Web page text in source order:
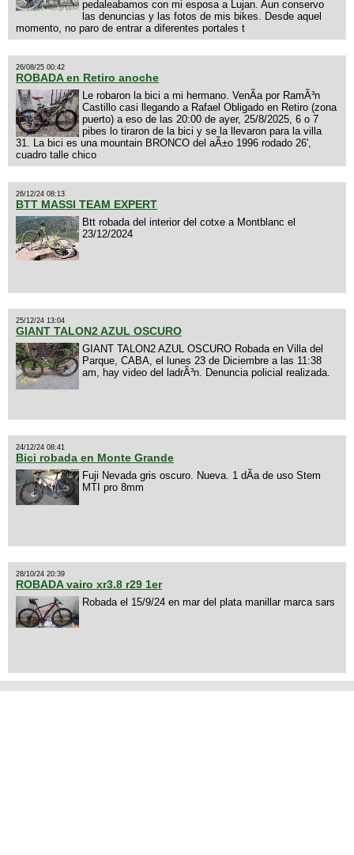
pedaleabamos con mi esposa a Lujan. Aun conservo
las denuncias y las fotos de mis bikes. Desde aquel
momento, no paro de entrar a diferentes portales t
26/08/25 00:42
ROBADA en Retiro anoche
Le robaron la bici a mi hermano. VenÃ­a por RamÃ³n
Castillo casi llegando a Rafael Obligado en Retiro (zona
puerto) a eso de las 20:00 de ayer, 25/8/2025, 6 o 7
pibes lo tiraron de la bici y se la llevaron para la villa
31. La bici es una mountain BRONCO del aÃ±o 1996 rodado 26',
cuadro talle chico
26/12/24 08:13
BTT MASSI TEAM EXPERT
Btt robada del interior del cotxe a Montblanc el
23/12/2024
25/12/24 13:04
GIANT TALON2 AZUL OSCURO
GIANT TALON2 AZUL OSCURO Robada en Villa del
Parque, CABA, el lunes 23 de Diciembre a las 11:38
am, hay video del ladrÃ³n. Denuncia policial realizada.
24/12/24 08:41
Bici robada en Monte Grande
Fuji Nevada gris oscuro. Nueva. 1 dÃ­a de uso Stem
MTI pro 8mm
28/10/24 20:39
ROBADA vairo xr3.8 r29 1er
Robada el 15/9/24 en mar del plata manillar marca sars